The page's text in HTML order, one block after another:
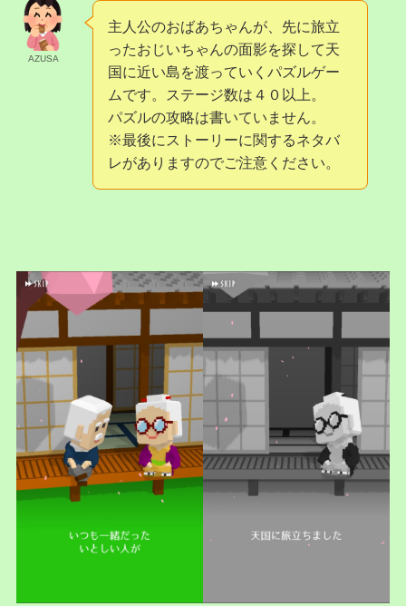
AZUSA
主人公のおばあちゃんが、先に旅立
ったおじいちゃんの面影を探して天
国に近い島を渡っていくパズルゲー
ムです。ステージ数は４０以上。
パズルの攻略は書いていません。
※最後にストーリーに関するネタバ
レがありますのでご注意ください。